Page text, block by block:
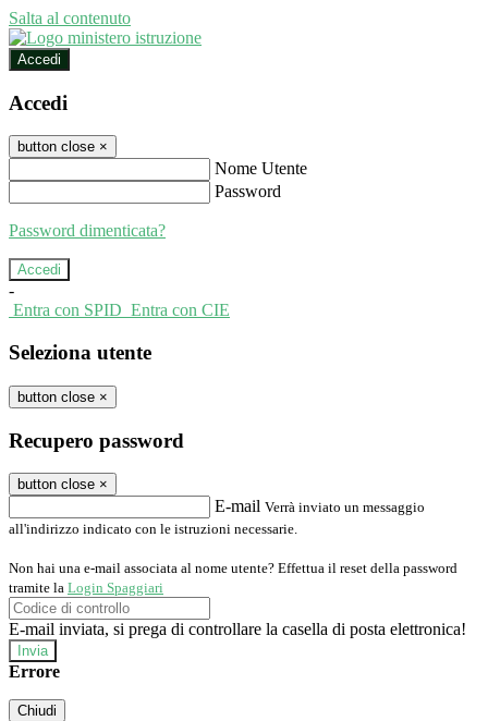
Salta al contenuto
Accedi
Accedi
button close ×
Nome Utente
Password
Password dimenticata?
-
Entra con SPID Entra con CIE
Seleziona utente
button close ×
Recupero password
button close ×
E-mail Verrà inviato un messaggio
all'indirizzo indicato con le istruzioni necessarie.
Non hai una e-mail associata al nome utente? Effettua il reset della password
tramite la Login Spaggiari
E-mail inviata, si prega di controllare la casella di posta elettronica!
Errore
Chiudi